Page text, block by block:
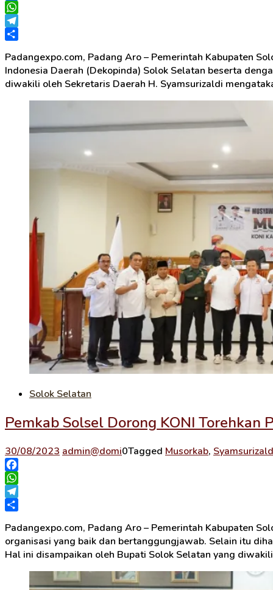
Facebook
WhatsApp
Telegram
Padangexpo.com, Padang Aro – Pemerintah Kabupaten
Indonesia Daerah (Dekopinda) Solok Selatan beserta
diwakili oleh Sekretaris Daerah H. Syamsurizaldi
Solok Selatan
Pemkab Solsel Dorong KONI Torehkan
30/08/2023 admin@domi0Tagged Musorkab,
Facebook
WhatsApp
Telegram
Padangexpo.com, Padang Aro – Pemerintah Kabupaten
organisasi yang baik dan bertanggungjawab. Selain itu
Hal ini disampaikan oleh Bupati Solok Selatan yang